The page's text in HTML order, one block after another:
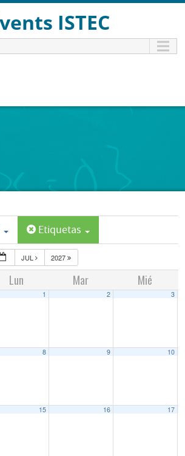
Events ISTEC
Etiquetas
JUL 2027
Lun Mar Mié
1 2 3
8 9 10
15 16 17